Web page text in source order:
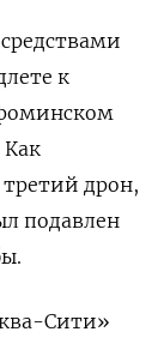
к
дрон,
подавлен
Сити»